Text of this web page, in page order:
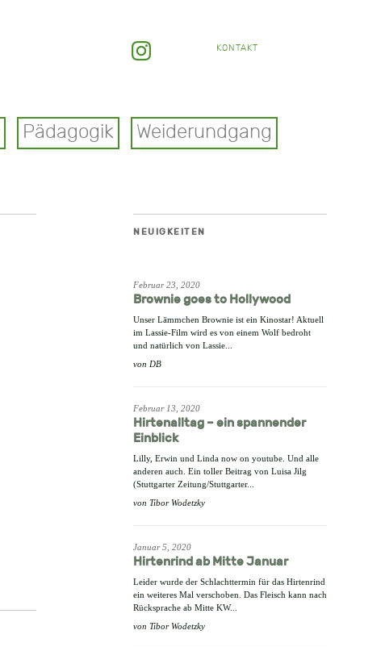
KONTAKT
Pädagogik Weiderundgang
NEUIGKEITEN
Februar 23, 2020
Brownie goes to Hollywood
Unser Lämmchen Brownie ist ein Kinostar! Aktuell
im Lassie-Film wird es von einem Wolf bedroht
und natürlich von Lassie...
von DB
Februar 13, 2020
Hirtenalltag – ein spannender
Einblick
Lilly, Erwin und Linda now on youtube. Und alle
anderen auch. Ein toller Beitrag von Luisa Jilg
(Stuttgarter Zeitung/Stuttgarter...
von Tibor Wodetzky
Januar 5, 2020
Hirtenrind ab Mitte Januar
Leider wurde der Schlachttermin für das Hirtenrind
ein weiteres Mal verschoben. Das Fleisch kann nach
Rücksprache ab Mitte KW...
von Tibor Wodetzky